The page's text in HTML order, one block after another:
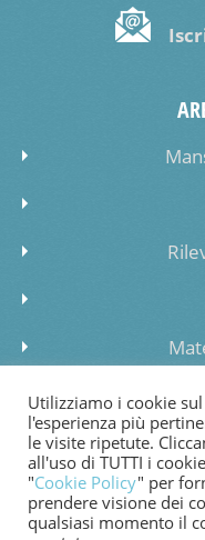
COOKIE POLICY
Utilizziamo i cookie
l'esperienza più
le visite ripetute.
all'uso di TUTTI i
"Cookie Policy" per
prendere visione dei
qualsiasi momento il